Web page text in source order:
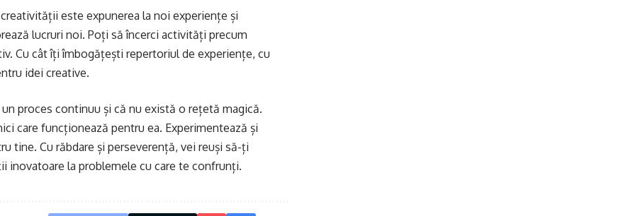
este expunerea la noi experiențe și
lucruri noi. Poți să încerci activități precum
Cu cât îți îmbogățești repertoriul de experiențe, cu
idei creative.
proces continuu și că nu există o rețetă magică.
care funcționează pentru ea. Experimentează și
tine. Cu răbdare și perseverență, vei reuși să-ți
inovatoare la problemele cu care te confrunți.